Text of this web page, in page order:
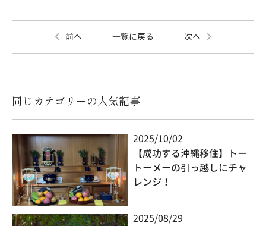
前へ 一覧に戻る 次へ
同じカテゴリーの人気記事
2025/10/02
【成功する沖縄移住】トー
トーメーの引っ越しにチャ
レンジ！
2025/08/29